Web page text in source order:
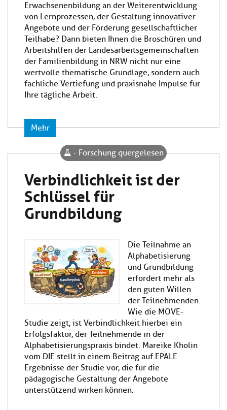
Erwachsenenbildung an der Weiterentwicklung
von Lernprozessen, der Gestaltung innovativer
Angebote und der Förderung gesellschaftlicher
Teilhabe? Dann bieten Ihnen die Broschüren und
Arbeitshilfen der Landesarbeitsgemeinschaften
der Familienbildung in NRW nicht nur eine
wertvolle thematische Grundlage, sondern auch
fachliche Vertiefung und praxisnahe Impulse für
Ihre tägliche Arbeit.
Mehr
Verbindlichkeit ist der
Schlüssel für
Grundbildung
- Forschung quergelesen
Die Teilnahme an
Alphabetisierung
und Grundbildung
erfordert mehr als
den guten Willen
der Teilnehmenden.
Wie die MOVE-
Studie zeigt, ist Verbindlichkeit hierbei ein
Erfolgsfaktor, der Teilnehmende in der
Alphabetisierungspraxis bindet. Mareike Kholin
vom DIE stellt in einem Beitrag auf EPALE
Ergebnisse der Studie vor, die für die
pädagogische Gestaltung der Angebote
unterstützend wirken können.